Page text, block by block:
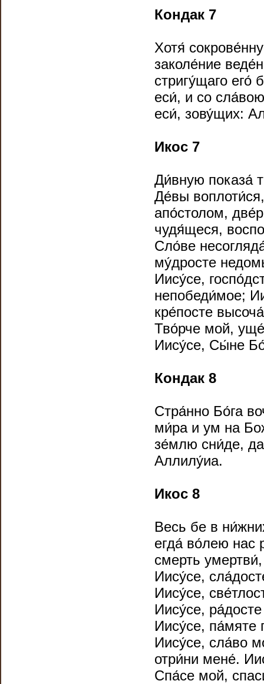
Кондак 7
Хотя́
заколе́ние
стригу́щаго его́
еси́, и со
еси́, зову́щих:
Икос 7
Ди́вную показа́
Де́вы
апо́столом,
чудя́щеся,
Сло́ве
му́дросте
Иису́се,
непобеди́мое;
кре́посте
Тво́рче мой,
Иису́се, Сы́не
Кондак 8
Стра́нно Бо́га
ми́ра и ум на
зе́млю сни́де,
Аллилу́иа.
Икос 8
Весь бе в
егда́ во́лею нас
смерть
Иису́се,
Иису́се,
Иису́се,
Иису́се, па́мяте
Иису́се, сла́во
отри́ни мене́.
Спа́се мой,